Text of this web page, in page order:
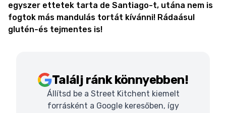
egyszer ettetek tarta de Santiago-t, utána nem is
fogtok más mandulás tortát kívánni! Rádaásul
glutén-és tejmentes is!
Találj ránk könnyebben!
Állítsd be a Street Kitchent kiemelt
forrásként a Google keresőben, így